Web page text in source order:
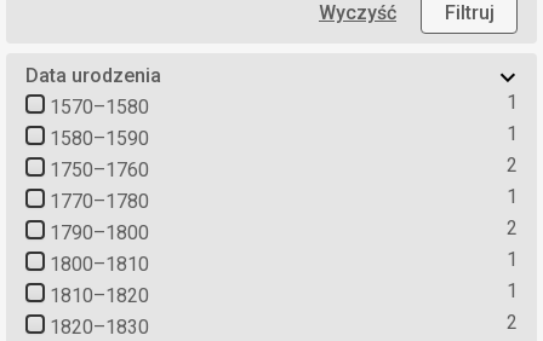
Wyczyść
Filtruj
Data urodzenia
1570–1580
1
1580–1590
1
1750–1760
2
1770–1780
1
1790–1800
2
1800–1810
1
1810–1820
1
1820–1830
2